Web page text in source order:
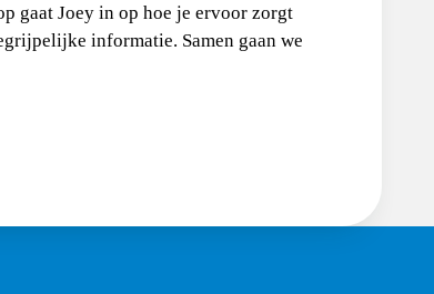
gaat Joey in op hoe je ervoor zorgt
informatie. Samen gaan we